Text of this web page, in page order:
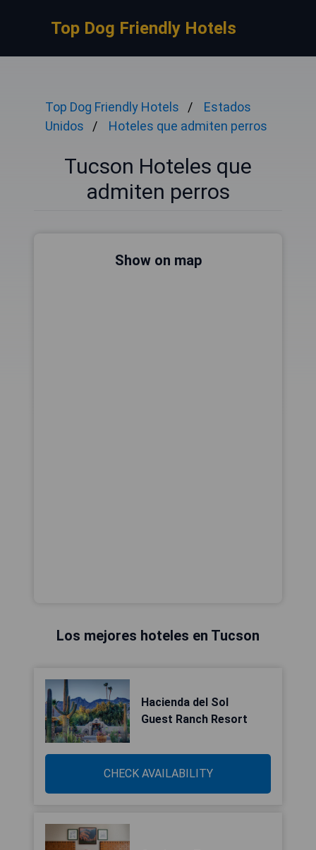
Top Dog Friendly Hotels
Top Dog Friendly Hotels
Estados
Unidos
Hoteles que admiten perros
Tucson Hoteles que
admiten perros
Show on map
Los mejores hoteles en Tucson
Hacienda del Sol
Guest Ranch Resort
CHECK AVAILABILITY